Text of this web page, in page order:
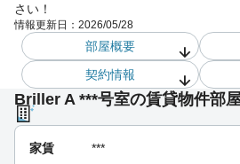
さい！
情報更新日： 2026/05/28
部屋概要
契約情報
Briller A ***号室の賃貸物件部
家賃 ***